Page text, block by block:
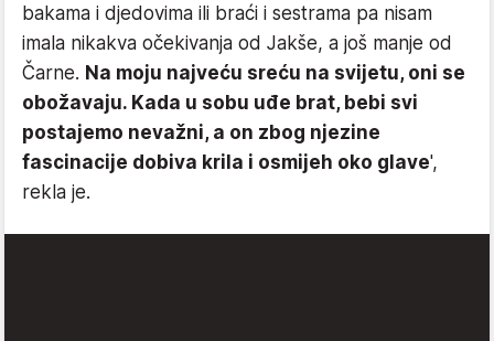
bakama i djedovima ili braći i sestrama pa nisam
imala nikakva očekivanja od Jakše, a još manje od
Čarne. Na moju najveću sreću na svijetu, oni se
obožavaju. Kada u sobu uđe brat, bebi svi
postajemo nevažni, a on zbog njezine
fascinacije dobiva krila i osmijeh oko glave',
rekla je.